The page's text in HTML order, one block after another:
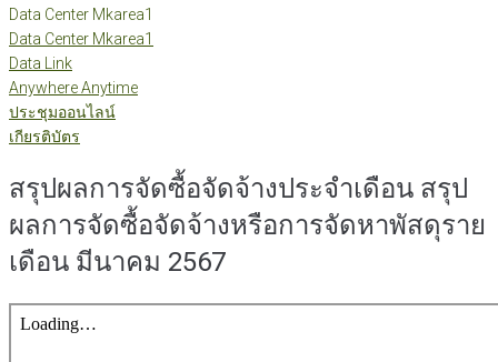
Data Center Mkarea1
Data Center Mkarea1
Data Link
Anywhere Anytime
ประชุมออนไลน์
เกียรติบัตร
สรุปผลการจัดซื้อจัดจ้างประจำเดือน สรุป
ผลการจัดซื้อจัดจ้างหรือการจัดหาพัสดุราย
เดือน มีนาคม 2567